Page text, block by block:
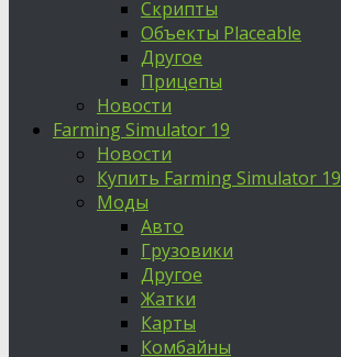
Скрипты
Объекты Placeable
Другое
Прицепы
Новости
Farming Simulator 19
Новости
Купить Farming Simulator 19
Моды
Авто
Грузовики
Другое
Жатки
Карты
Комбайны